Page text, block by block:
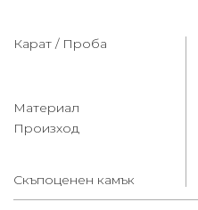
Карат / Проба
Материал
Произход
Скъпоценен камък